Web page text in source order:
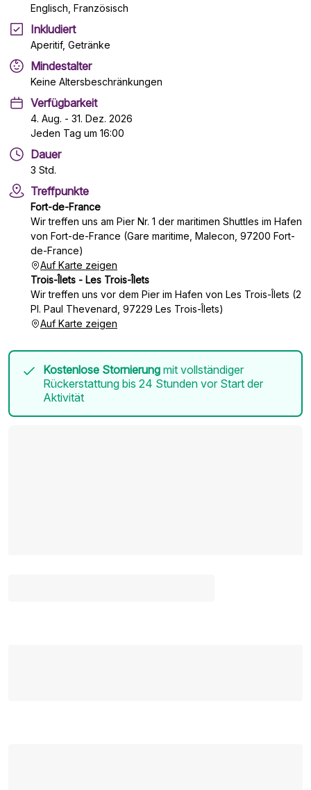
Englisch, Französisch
Inkludiert
Aperitif, Getränke
Mindestalter
Keine Altersbeschränkungen
Verfügbarkeit
4. Aug. - 31. Dez. 2026
Jeden Tag um 16:00
Dauer
3 Std.
Treffpunkte
Fort-de-France
Wir treffen uns am Pier Nr. 1 der maritimen Shuttles im Hafen
von Fort-de-France (Gare maritime, Malecon, 97200 Fort-
de-France)
Auf Karte zeigen
Trois-Îlets - Les Trois-Îlets
Wir treffen uns vor dem Pier im Hafen von Les Trois-Îlets (2
Pl. Paul Thevenard, 97229 Les Trois-Îlets)
Auf Karte zeigen
Kostenlose Stornierung mit vollständiger
Rückerstattung bis 24 Stunden vor Start der
Aktivität